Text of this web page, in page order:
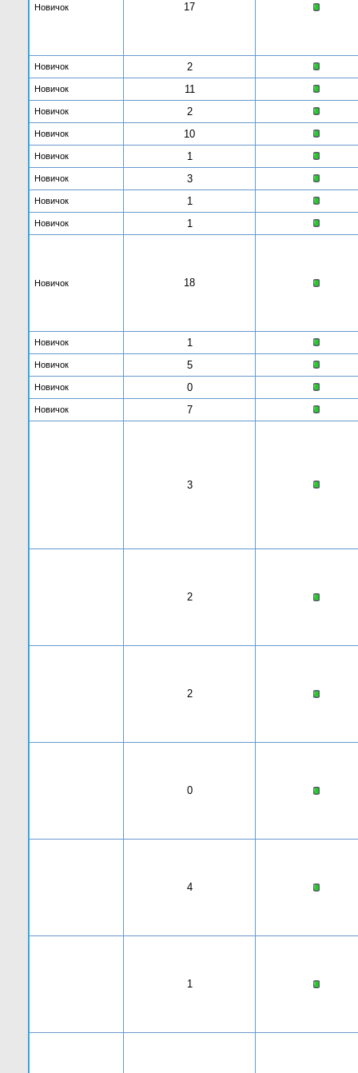
Новичок 17
Новичок 2
Новичок 11
Новичок 2
Новичок 10
Новичок 1
Новичок 3
Новичок 1
Новичок 1
Новичок 18
Новичок 1
Новичок 5
Новичок 0
Новичок 7
3
2
2
0
4
1